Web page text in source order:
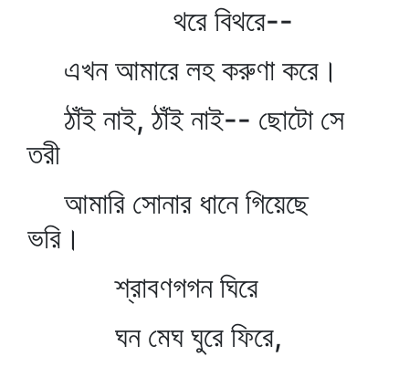
থরে বিথরে--
এখন আমারে লহ করুণা করে।
ঠাঁই নাই, ঠাঁই নাই-- ছোটো সে
তরী
আমারি সোনার ধানে গিয়েছে
ভরি।
শ্রাবণগগন ঘিরে
ঘন মেঘ ঘুরে ফিরে,